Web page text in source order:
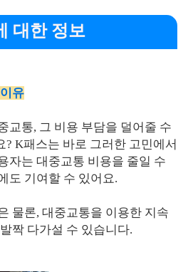
대한 정보
유
교통, 그 비용 부담을 덜어줄 수
K패스는 바로 그러한 고민에서
자는 대중교통 비용을 줄일 수
도 기여할 수 있어요.
물론, 대중교통을 이용한 지속
짝 다가설 수 있습니다.